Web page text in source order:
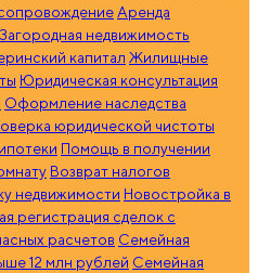
Аренда
Загородная недвижимость
капитал Жилищные
Юридическая консультация
Оформление наследства
юридической чистоты
Помощь в получении
Возврат налогов
недвижимости Новостройка в
регистрация сделок с
расчетов Семейная
12 млн рублей Семейная